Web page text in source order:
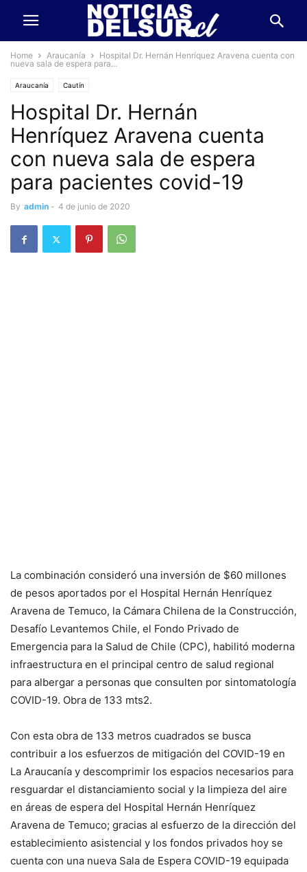
Home Araucanía
Hospital Dr. Hernán Henríquez Aravena cuenta con
nueva sala de espera para...
Araucanía Cautín
Hospital Dr. Hernán
Henríquez Aravena cuenta
con nueva sala de espera
para pacientes covid-19
By admin - 4 de junio de 2020
La combinación consideró una inversión de $60 millones
de pesos aportados por el Hospital Hernán Henríquez
Aravena de Temuco, la Cámara Chilena de la Construcción,
Desafío Levantemos Chile, el Fondo Privado de
Emergencia para la Salud de Chile (CPC), habilitó moderna
infraestructura en el principal centro de salud regional
para albergar a personas que consulten por sintomatología
COVID-19. Obra de 133 mts2.
Con esta obra de 133 metros cuadrados se busca
contribuir a los esfuerzos de mitigación del COVID-19 en
La Araucanía y descomprimir los espacios necesarios para
resguardar el distanciamiento social y la limpieza del aire
en áreas de espera del Hospital Hernán Henríquez
Aravena de Temuco; gracias al esfuerzo de la dirección del
establecimiento asistencial y los fondos privados hoy se
cuenta con una nueva Sala de Espera COVID-19 equipada